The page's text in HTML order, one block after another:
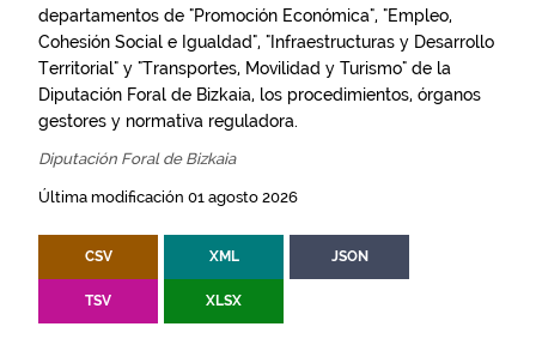
departamentos de "Promoción Económica", "Empleo,
Cohesión Social e Igualdad", "Infraestructuras y Desarrollo
Territorial" y "Transportes, Movilidad y Turismo" de la
Diputación Foral de Bizkaia, los procedimientos, órganos
gestores y normativa reguladora.
Diputación Foral de Bizkaia
Última modificación 01 agosto 2026
CSV XML JSON
TSV XLSX